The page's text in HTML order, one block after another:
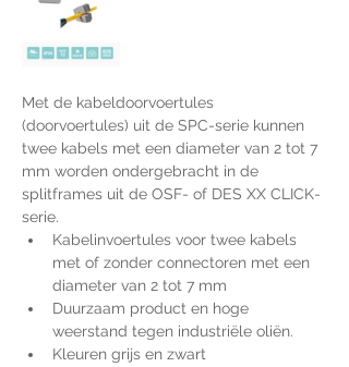
Met de kabeldoorvoertules
(doorvoertules) uit de SPC-serie kunnen
twee kabels met een diameter van 2 tot 7
mm worden ondergebracht in de
splitframes uit de OSF- of DES XX CLICK-
serie.
Kabelinvoertules voor twee kabels
met of zonder connectoren met een
diameter van 2 tot 7 mm
Duurzaam product en hoge
weerstand tegen industriële oliën.
Kleuren grijs en zwart